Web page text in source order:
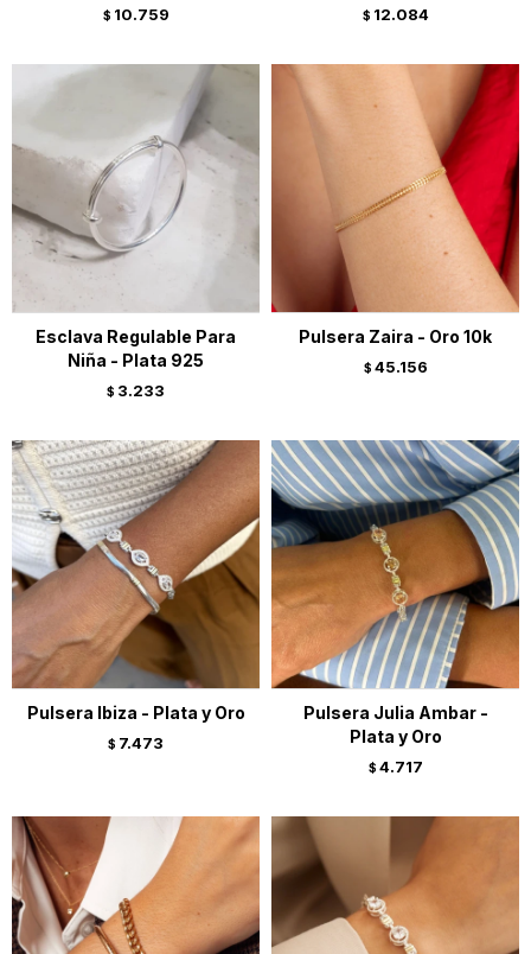
$ 10.759 $ 12.084
Esclava Regulable Para
Niña - Plata 925
$ 3.233
Pulsera Zaira - Oro 10k
$ 45.156
Pulsera Ibiza - Plata y Oro
$ 7.473
Pulsera Julia Ambar -
Plata y Oro
$ 4.717